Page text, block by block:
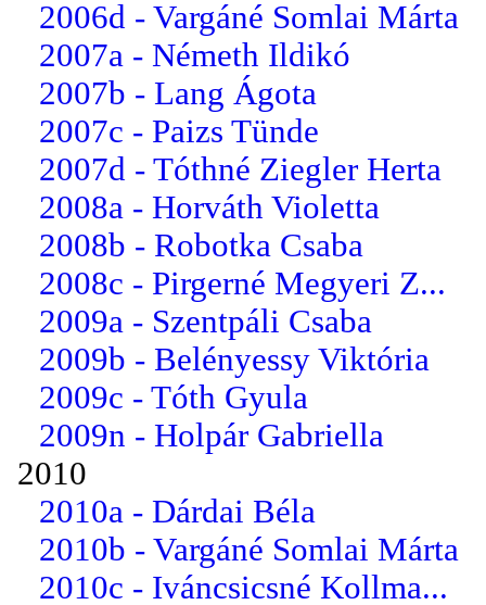
2006d - Vargáné Somlai Márta
2007a - Németh Ildikó
2007b - Lang Ágota
2007c - Paizs Tünde
2007d - Tóthné Ziegler Herta
2008a - Horváth Violetta
2008b - Robotka Csaba
2008c - Pirgerné Megyeri Z...
2009a - Szentpáli Csaba
2009b - Belényessy Viktória
2009c - Tóth Gyula
2009n - Holpár Gabriella
2010
2010a - Dárdai Béla
2010b - Vargáné Somlai Márta
2010c - Iváncsicsné Kollma...